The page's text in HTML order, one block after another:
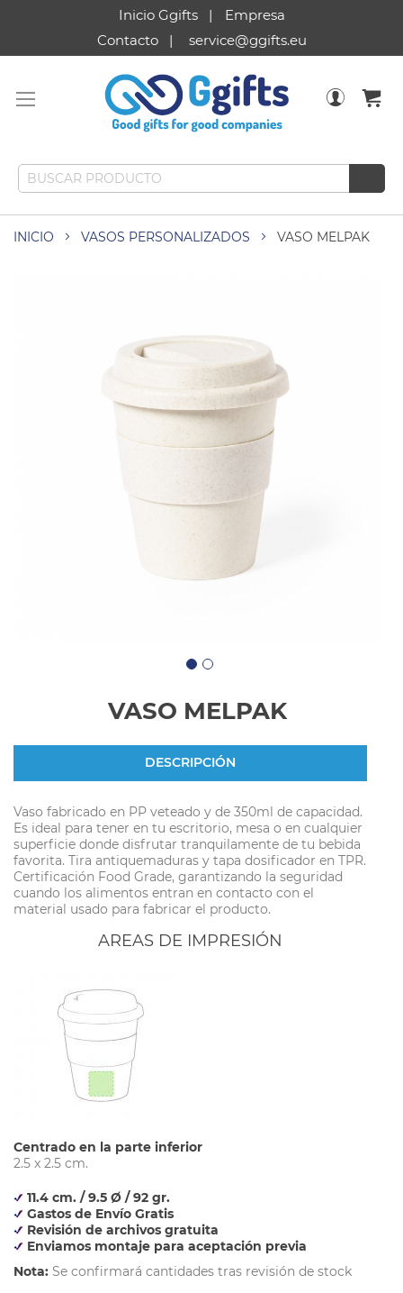
Inicio Ggifts
Empresa
Contacto
service@ggifts.eu
INICIO VASOS PERSONALIZADOS VASO MELPAK
VASO MELPAK
DESCRIPCIÓN
Vaso fabricado en PP veteado y de 350ml de capacidad.
Es ideal para tener en tu escritorio, mesa o en cualquier
superficie donde disfrutar tranquilamente de tu bebida
favorita. Tira antiquemaduras y tapa dosificador en TPR.
Certificación Food Grade, garantizando la seguridad
cuando los alimentos entran en contacto con el
material usado para fabricar el producto.
AREAS DE IMPRESIÓN
Centrado en la parte inferior
2.5 x 2.5 cm.
11.4 cm. / 9.5 Ø / 92 gr.
Gastos de Envío Gratis
Revisión de archivos gratuita
Enviamos montaje para aceptación previa
Nota: Se confirmará cantidades tras revisión de stock